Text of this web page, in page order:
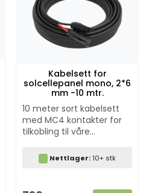
Kabelsett for
solcellepanel mono, 2*6
mm -10 mtr.
10 meter sort kabelsett
med MC4 kontakter for
tilkobling til våre
Nettlager:10+ stk